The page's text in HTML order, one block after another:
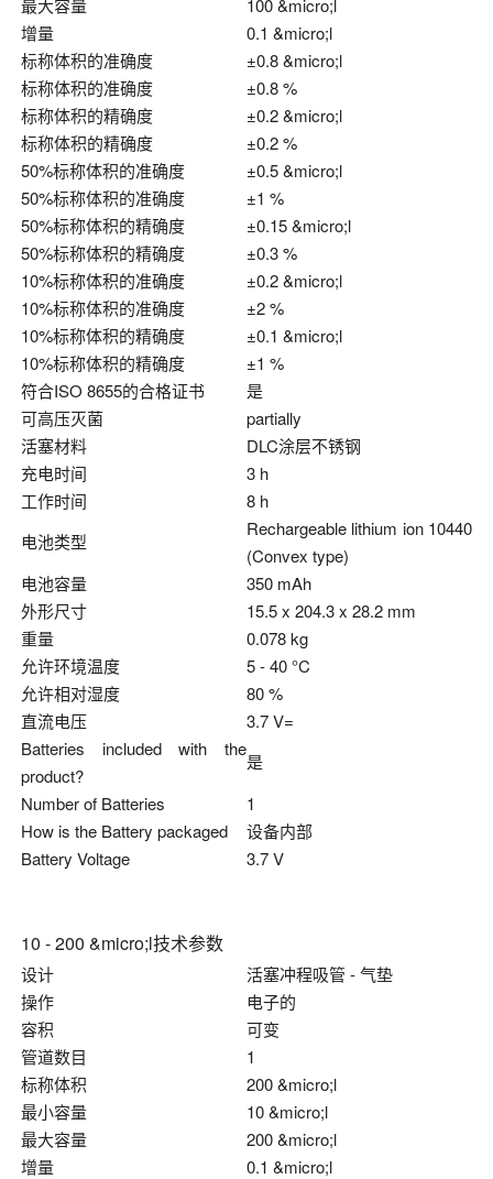
最大容量
100 &micro;l
增量
0.1 &micro;l
标称体积的准确度
±0.8 &micro;l
标称体积的准确度
±0.8 %
标称体积的精确度
±0.2 &micro;l
标称体积的精确度
±0.2 %
50%标称体积的准确度
±0.5 &micro;l
50%标称体积的准确度
±1 %
50%标称体积的精确度
±0.15 &micro;l
50%标称体积的精确度
±0.3 %
10%标称体积的准确度
±0.2 &micro;l
10%标称体积的准确度
±2 %
10%标称体积的精确度
±0.1 &micro;l
10%标称体积的精确度
±1 %
符合ISO 8655的合格证书
是
可高压灭菌
partially
活塞材料
DLC涂层不锈钢
充电时间
3 h
工作时间
8 h
电池类型
Rechargeable lithium ion 10440
(Convex type)
电池容量
350 mAh
外形尺寸
15.5 x 204.3 x 28.2 mm
重量
0.078 kg
允许环境温度
5 - 40 °C
允许相对湿度
80 %
直流电压
3.7 V=
Batteries included with the
product?
是
Number of Batteries
1
How is the Battery packaged
设备内部
Battery Voltage
3.7 V
10 - 200 &micro;l技术参数
设计
活塞冲程吸管 - 气垫
操作
电子的
容积
可变
管道数目
1
标称体积
200 &micro;l
最小容量
10 &micro;l
最大容量
200 &micro;l
增量
0.1 &micro;l